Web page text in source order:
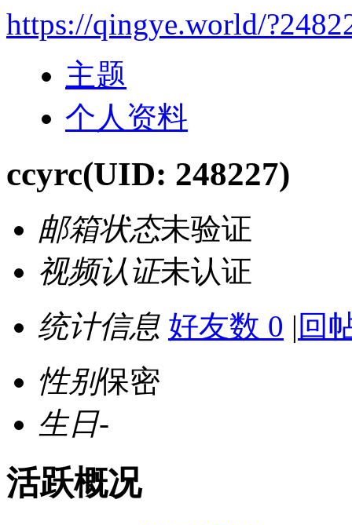
https://qingye.world/
主题
个人资料
ccyrc(UID: 248227)
邮箱状态未验证
视频认证未认证
统计信息 好友数 0 | 回
性别保密
生日-
活跃概况